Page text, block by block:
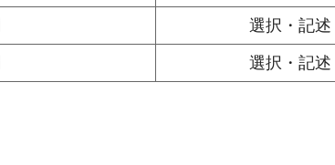
選択・記
選択・記